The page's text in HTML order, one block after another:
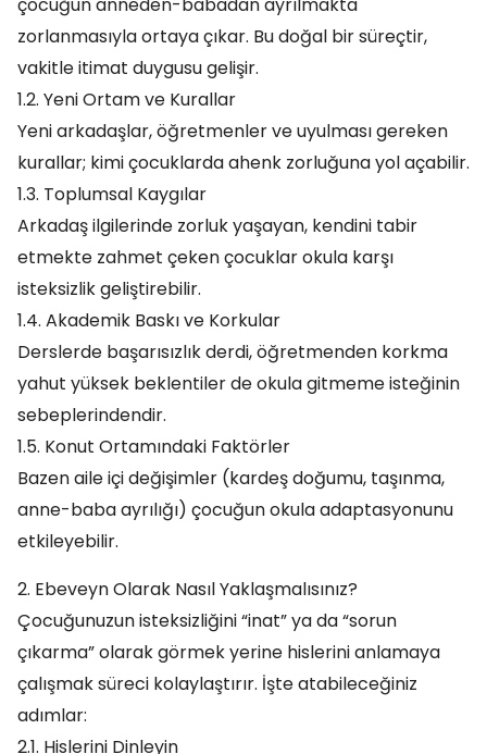
zorlanmasıyla ortaya çıkar. Bu doğal bir süreçtir,
vakitle itimat duygusu gelişir.
1.2. Yeni Ortam ve Kurallar
Yeni arkadaşlar, öğretmenler ve uyulması gereken
kurallar; kimi çocuklarda ahenk zorluğuna yol açabilir.
1.3. Toplumsal Kaygılar
Arkadaş ilgilerinde zorluk yaşayan, kendini tabir
etmekte zahmet çeken çocuklar okula karşı
isteksizlik geliştirebilir.
1.4. Akademik Baskı ve Korkular
Derslerde başarısızlık derdi, öğretmenden korkma
yahut yüksek beklentiler de okula gitmeme isteğinin
sebeplerindendir.
1.5. Konut Ortamındaki Faktörler
Bazen aile içi değişimler (kardeş doğumu, taşınma,
anne-baba ayrılığı) çocuğun okula adaptasyonunu
etkileyebilir.
2. Ebeveyn Olarak Nasıl Yaklaşmalısınız?
Çocuğunuzun isteksizliğini “inat” ya da “sorun
çıkarma” olarak görmek yerine hislerini anlamaya
çalışmak süreci kolaylaştırır. İşte atabileceğiniz
adımlar:
2.1. Hislerini Dinleyin